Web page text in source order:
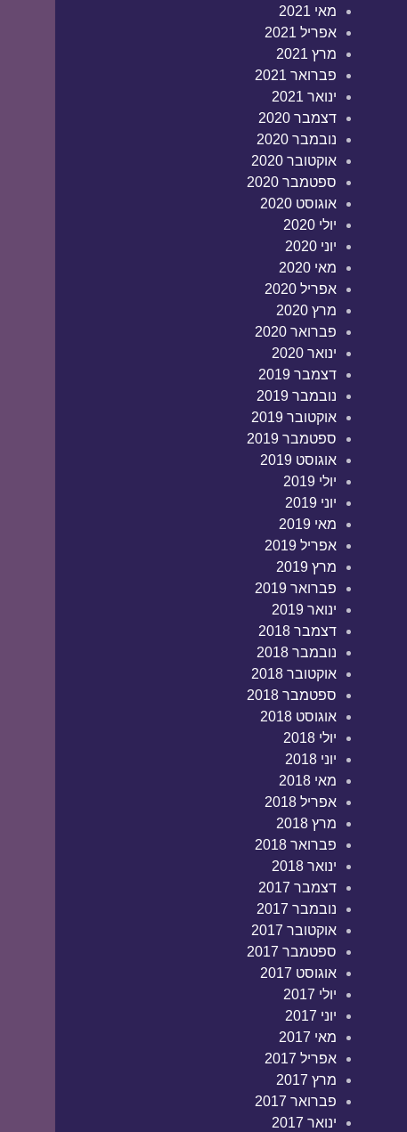
מאי 2021
אפריל 2021
מרץ 2021
פברואר 2021
ינואר 2021
דצמבר 2020
נובמבר 2020
אוקטובר 2020
ספטמבר 2020
אוגוסט 2020
יולי 2020
יוני 2020
מאי 2020
אפריל 2020
מרץ 2020
פברואר 2020
ינואר 2020
דצמבר 2019
נובמבר 2019
אוקטובר 2019
ספטמבר 2019
אוגוסט 2019
יולי 2019
יוני 2019
מאי 2019
אפריל 2019
מרץ 2019
פברואר 2019
ינואר 2019
דצמבר 2018
נובמבר 2018
אוקטובר 2018
ספטמבר 2018
אוגוסט 2018
יולי 2018
יוני 2018
מאי 2018
אפריל 2018
מרץ 2018
פברואר 2018
ינואר 2018
דצמבר 2017
נובמבר 2017
אוקטובר 2017
ספטמבר 2017
אוגוסט 2017
יולי 2017
יוני 2017
מאי 2017
אפריל 2017
מרץ 2017
פברואר 2017
ינואר 2017